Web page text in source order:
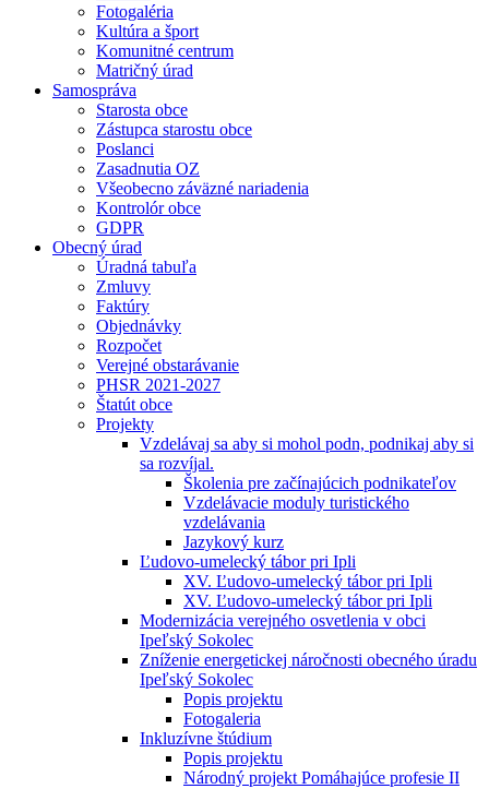
Fotogaléria
Kultúra a šport
Komunitné centrum
Matričný úrad
Samospráva
Starosta obce
Zástupca starostu obce
Poslanci
Zasadnutia OZ
Všeobecno záväzné nariadenia
Kontrolór obce
GDPR
Obecný úrad
Úradná tabuľa
Zmluvy
Faktúry
Objednávky
Rozpočet
Verejné obstarávanie
PHSR 2021-2027
Štatút obce
Projekty
Vzdelávaj sa aby si mohol podn, podnikaj aby si
sa rozvíjal.
Školenia pre začínajúcich podnikateľov
Vzdelávacie moduly turistického
vzdelávania
Jazykový kurz
Ľudovo-umelecký tábor pri Ipli
XV. Ľudovo-umelecký tábor pri Ipli
XV. Ľudovo-umelecký tábor pri Ipli
Modernizácia verejného osvetlenia v obci
Ipeľský Sokolec
Zníženie energetickej náročnosti obecného úradu
Ipeľský Sokolec
Popis projektu
Fotogaleria
Inkluzívne štúdium
Popis projektu
Národný projekt Pomáhajúce profesie II